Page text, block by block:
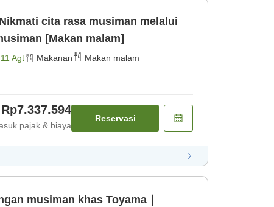
cita rasa musiman melalui
kursus rekomendasi musiman [Makan malam]
11 Agt Makanan Makan malam
Rp7.337.594
pajak & biaya
Reservasi
musiman khas Toyama｜